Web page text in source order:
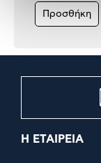
Προσθήκη
Η ΕΤΑΙΡΕΙΑ